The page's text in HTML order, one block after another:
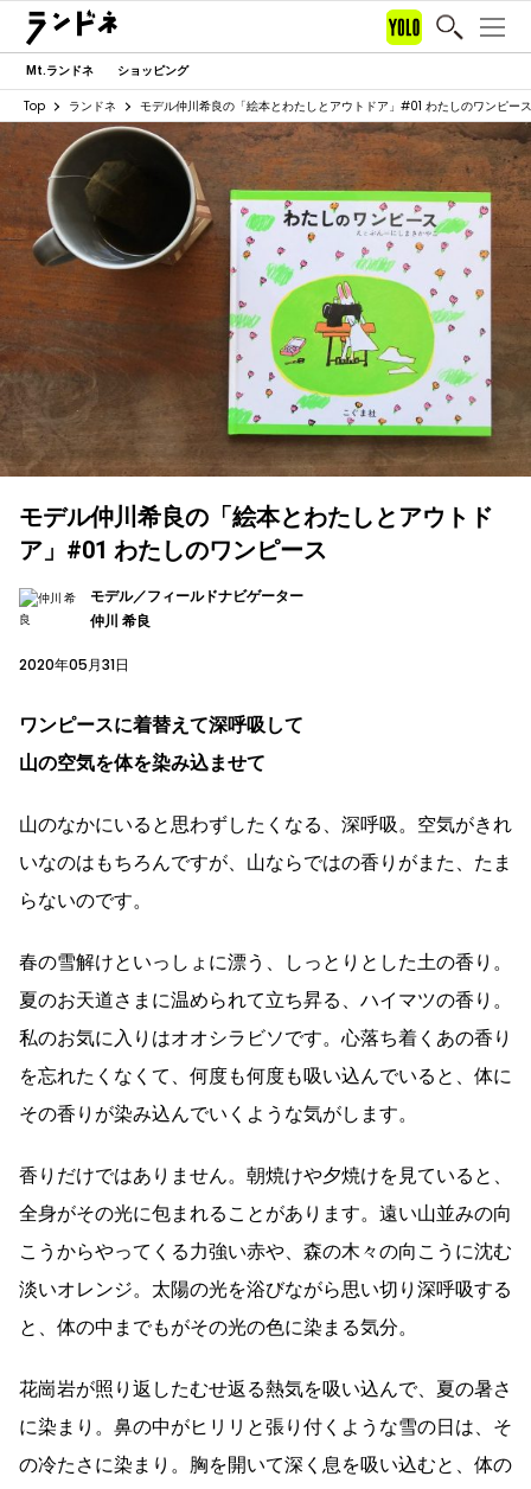
Mt.ランドネ ショッピング
Top ランドネ モデル仲川希良の「絵本とわたしとアウトドア」#01 わたしのワンピース
モデル仲川希良の「絵本とわたしとアウトド
ア」#01 わたしのワンピース
モデル／フィールドナビゲーター
仲川 希良
2020年05月31日
ワンピースに着替えて深呼吸して
山の空気を体を染み込ませて
山のなかにいると思わずしたくなる、深呼吸。空気がきれ
いなのはもちろんですが、山ならではの香りがまた、たま
らないのです。
春の雪解けといっしょに漂う、しっとりとした土の香り。
夏のお天道さまに温められて立ち昇る、ハイマツの香り。
私のお気に入りはオオシラビソです。心落ち着くあの香り
を忘れたくなくて、何度も何度も吸い込んでいると、体に
その香りが染み込んでいくような気がします。
香りだけではありません。朝焼けや夕焼けを見ていると、
全身がその光に包まれることがあります。遠い山並みの向
こうからやってくる力強い赤や、森の木々の向こうに沈む
淡いオレンジ。太陽の光を浴びながら思い切り深呼吸する
と、体の中までもがその光の色に染まる気分。
花崗岩が照り返したむせ返る熱気を吸い込んで、夏の暑さ
に染まり。鼻の中がヒリリと張り付くような雪の日は、そ
の冷たさに染まり。胸を開いて深く息を吸い込むと、体の